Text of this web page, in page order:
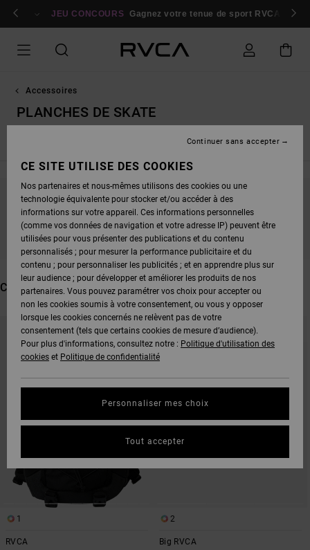
GRILLE
Se connecter / s'inscrire
JEU CONCOURS Gagnez votre tenue de sport RVCA
Accessoires
PLANCHES DE SKATE
Chapeaux & Casquettes
NE PARTEZ PAS TROP LOIN, NOS PRODUITS
SERONT BIENTÔT DE RETOUR
CES PRODUITS POURRAIENT VOUS PLAIRE
PASSER
CRITÈRES
FILTRAGE
ALLER
TRIER
1
RVCA
2
Big RVCA
CE SITE UTILISE DES COOKIES
Nos partenaires et nous-mêmes utilisons des cookies ou une
technologie équivalente pour stocker et/ou accéder à des
informations sur votre appareil. Ces informations personnelles
(comme vos données de navigation et votre adresse IP) peuvent être
utilisées pour vous présenter des publications et du contenu
personnalisés ; pour mesurer la performance publicitaire et du
contenu ; pour personnaliser les publicités ; et en apprendre plus sur
leur audience ; pour développer et améliorer les produits de nos
partenaires. Vous pouvez paramétrer vos choix pour accepter ou
non les cookies soumis à votre consentement, ou vous y opposer
lorsque les cookies concernés ne relèvent pas de votre
consentement (tels que certains cookies de mesure d’audience).
Pour plus d'informations, consultez notre : Politique d'utilisation des
cookies et Politique de confidentialité
Personnaliser mes choix
Continuer sans accepter
Tout accepter